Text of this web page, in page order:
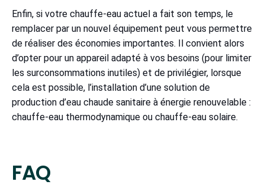
Enfin, si votre chauffe-eau actuel a fait son temps, le
remplacer par un nouvel équipement peut vous permettre
de réaliser des économies importantes. Il convient alors
d’opter pour un appareil adapté à vos besoins (pour limiter
les surconsommations inutiles) et de privilégier, lorsque
cela est possible, l’installation d’une solution de
production d’eau chaude sanitaire à énergie renouvelable :
chauffe-eau thermodynamique ou chauffe-eau solaire.
FAQ